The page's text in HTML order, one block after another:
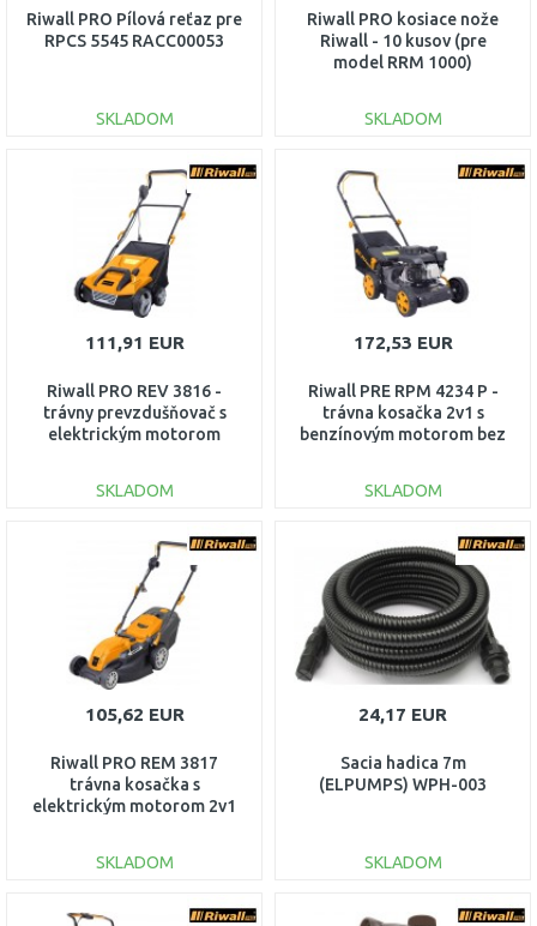
Riwall PRO Pílová reťaz pre
RPCS 5545 RACC00053
SKLADOM
DO KOŠÍKA
Porovnať
Riwall PRO kosiace nože
Riwall - 10 kusov (pre
model RRM 1000)
SKLADOM
DO KOŠÍKA
Porovnať
111,91 EUR
Riwall PRO REV 3816 -
trávny prevzdušňovač s
elektrickým motorom
SKLADOM
DO KOŠÍKA
Porovnať
172,53 EUR
Riwall PRE RPM 4234 P -
trávna kosačka 2v1 s
benzínovým motorom bez
SKLADOM
DO KOŠÍKA
Porovnať
105,62 EUR
Riwall PRO REM 3817
trávna kosačka s
elektrickým motorom 2v1
SKLADOM
DO KOŠÍKA
24,17 EUR
Sacia hadica 7m
(ELPUMPS) WPH-003
SKLADOM
DO KOŠÍKA